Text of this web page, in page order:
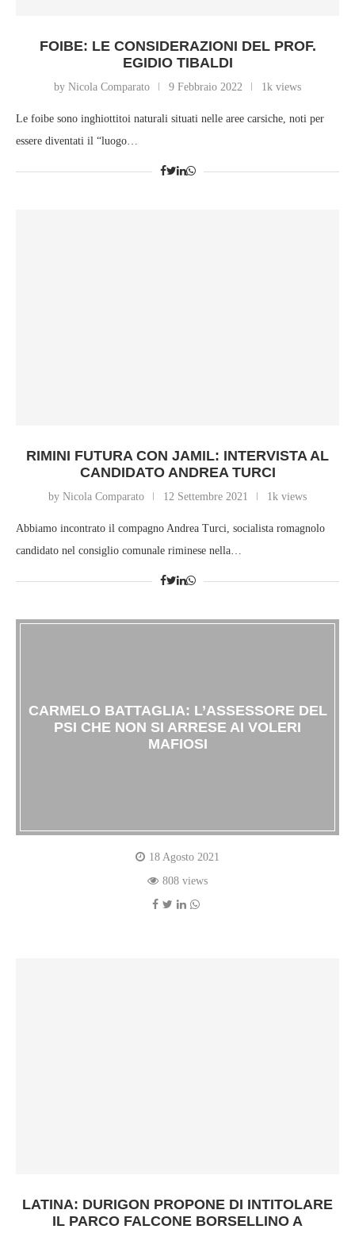
FOIBE: LE CONSIDERAZIONI DEL PROF.
EGIDIO TIBALDI
by Nicola Comparato 9 Febbraio 2022 1k views
Le foibe sono inghiottitoi naturali situati nelle aree carsiche, noti per
essere diventati il “luogo…
RIMINI FUTURA CON JAMIL: INTERVISTA AL
CANDIDATO ANDREA TURCI
by Nicola Comparato 12 Settembre 2021 1k views
Abbiamo incontrato il compagno Andrea Turci, socialista romagnolo
candidato nel consiglio comunale riminese nella…
CARMELO BATTAGLIA: L’ASSESSORE DEL
PSI CHE NON SI ARRESE AI VOLERI
MAFIOSI
18 Agosto 2021
808 views
LATINA: DURIGON PROPONE DI INTITOLARE
IL PARCO FALCONE BORSELLINO A